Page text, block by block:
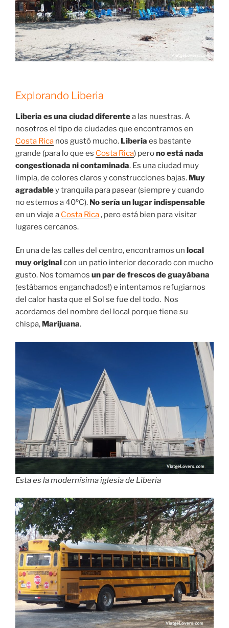
Explorando Liberia
Liberia es una ciudad diferentea las nuestras. A
nosotros el tipo de ciudades que encontramos en
Costa Rica nos gustó mucho. Liberia es bastante
grande (para lo que es Costa Rica) perono está nada
congestionada ni contaminada. Es una ciudad muy
limpia, de colores claros y construcciones bajas. Muy
agradabley tranquila para pasear (siempre y cuando
no estemos a 40ºC). No sería un lugar indispensable
en un viaje a Costa Rica, pero está bien para visitar
lugares cercanos.
En una de las calles del centro, encontramos un local
muy original con un patio interior decorado con mucho
gusto. Nos tomamos un par de frescos de guayábana
(estábamos enganchados!) e intentamos refugiarnos
del calor hasta que el Sol se fue del todo. Nos
acordamos del nombre del local porque tiene su
chispa, Marijuana.
Esta es la modernísima iglesia de Liberia